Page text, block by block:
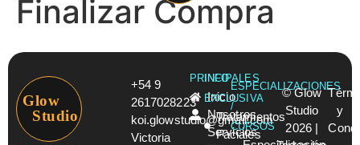
Finalizar Compra
Glow
Studio
+54 9
2617028223
koi.glowstudio@gmail.com
Victoria
PRINCIPALES
Inicio
Nosotros
Servicios
INFO
EXCLUSIVA
Tratamientos
Faciales
ESPECIALIZACIONES
/
CURSOS
© Glow
Studio
2026 |
y